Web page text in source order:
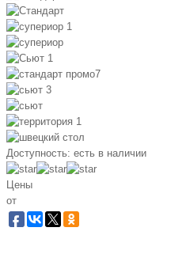
Доступность: есть в наличии
Цены
от